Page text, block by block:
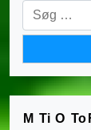
Søg
efter:
M Ti O To